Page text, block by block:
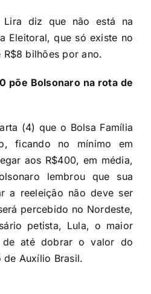
Lira diz que não está na
Eleitoral, que só existe no
R$8 bilhões por ano.
põe Bolsonaro na rota de
(4) que o Bolsa Família
ficando no mínimo em
aos R$400, em média,
lembrou que sua
a reeleição não deve ser
percebido no Nordeste,
petista, Lula, o maior
de até dobrar o valor do
Auxílio Brasil.